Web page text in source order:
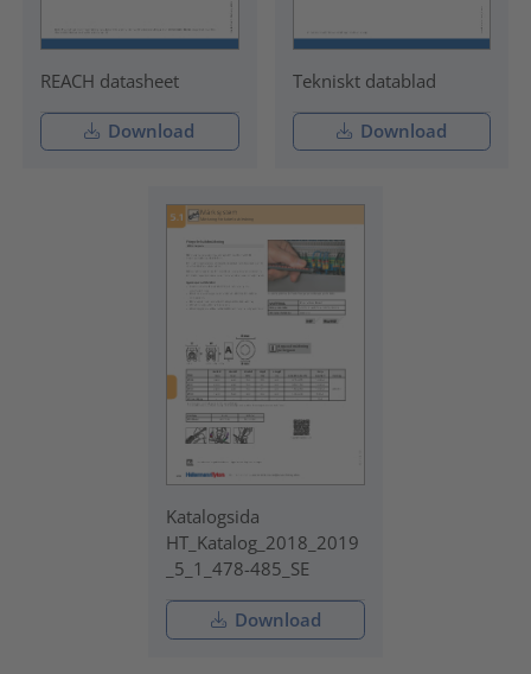
REACH datasheet
Download
Tekniskt datablad
Download
Katalogsida
HT_Katalog_2018_2019
_5_1_478-485_SE
Download